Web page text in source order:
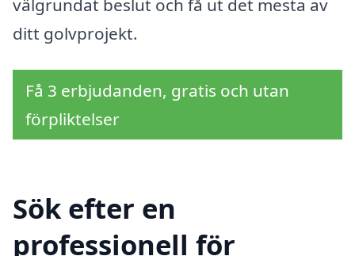
välgrundat beslut och få ut det mesta av
ditt golvprojekt.
Få 3 erbjudanden, gratis och utan
förpliktelser
Sök efter en
professionell för